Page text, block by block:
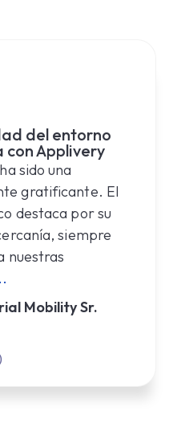
del entorno
Applivery
sido una
gratificante. El
destaca por su
siempre
nuestras
Mobility Sr.